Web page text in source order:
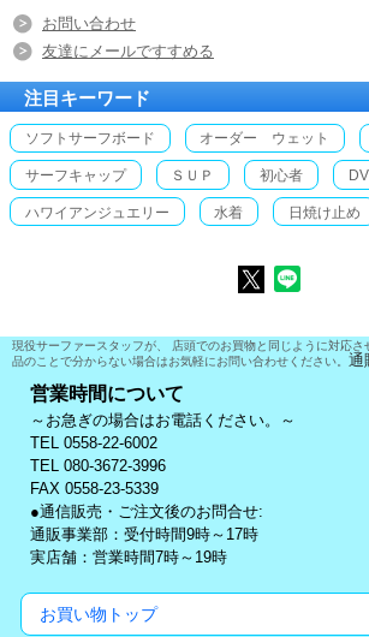
お問い合わせ
友達にメールですすめる
注目キーワード
ソフトサーフボード オーダー ウェット
サーフキャップ ＳＵＰ 初心者
ハワイアンジュエリー 水着 日焼け止め
現役サーファースタッフが、 店頭でのお買物と同じように対応
品のことで分からない場合はお気軽にお問い合わせください。 通
営業時間について
～お急ぎの場合はお電話ください。～
TEL 0558-22-6002
TEL 080-3672-3996
FAX 0558-23-5339
●通信販売・ご注文後のお問合せ:
通販事業部：受付時間9時～17時
実店舗：営業時間7時～19時
お買い物トップ